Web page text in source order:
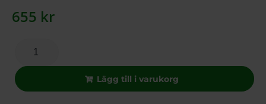
655 kr
Lägg till i varukorg